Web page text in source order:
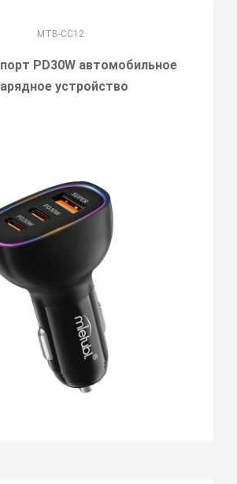
MTB-CC12
PD30W автомобильное
устройство